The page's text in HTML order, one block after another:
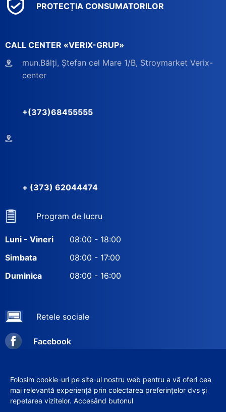
CALL CENTER «VERIX-GRUP»
mun.Bălți, Ștefan cel Mare 1/B, Stroymarket Verix-
center
+(373)68455555
+ (373) 62044474
PROTECȚIA CONSUMATORILOR
Program de lucru
Luni - Vineri
08:00 - 18:00
Simbata
08:00 - 17:00
Duminica
08:00 - 16:00
Retele sociale
Facebook
Folosim cookie-uri pe site-ul nostru web pentru a vă oferi cea
mai relevantă experiență prin colectarea preferințelor dvs și
repetarea vizitelor. Accesând butonul